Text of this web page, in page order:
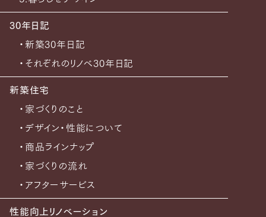
30年日記
・新築30年日記
・それぞれのリノベ30年日記
新築住宅
・家づくりのこと
・デザイン・性能について
・商品ラインナップ
・家づくりの流れ
・アフターサービス
性能向上リノベーション